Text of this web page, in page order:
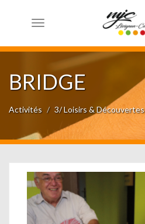
Toggle
BRIDGE
Activités 3/ Loisirs & Découvertes